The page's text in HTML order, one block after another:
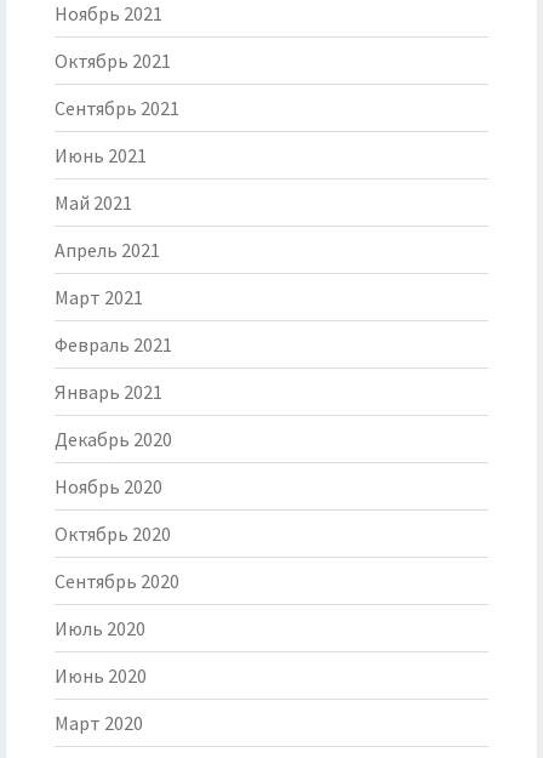
Ноябрь 2021
Октябрь 2021
Сентябрь 2021
Июнь 2021
Май 2021
Апрель 2021
Март 2021
Февраль 2021
Январь 2021
Декабрь 2020
Ноябрь 2020
Октябрь 2020
Сентябрь 2020
Июль 2020
Июнь 2020
Март 2020